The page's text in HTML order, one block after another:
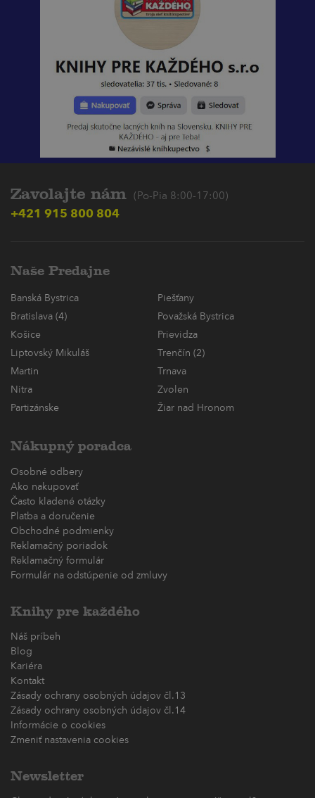
Zavolajte nám (Po-Pia 8:00-17:00)
+421 915 800 804
Naše Predajne
Banská Bystrica
Piešťany
Bratislava (4)
Považská Bystrica
Košice
Prievidza
Liptovský Mikuláš
Trenčín (2)
Martin
Trnava
Nitra
Zvolen
Partizánske
Žiar nad Hronom
Nákupný poradca
Osobné odbery
Ako nakupovať
Často kladené otázky
Platba a doručenie
Obchodné podmienky
Reklamačný poriadok
Reklamačný formulár
Formulár na odstúpenie od zmluvy
Knihy pre každého
Náš príbeh
Blog
Kariéra
Kontakt
Zásady ochrany osobných údajov čl.13
Zásady ochrany osobných údajov čl.14
Informácie o cookies
Zmeniť nastavenia cookies
Newsletter